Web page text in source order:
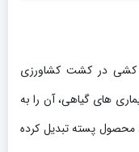
در کشت کشاورزی
های گیاهی، آن را به
پسته تبدیل کرده